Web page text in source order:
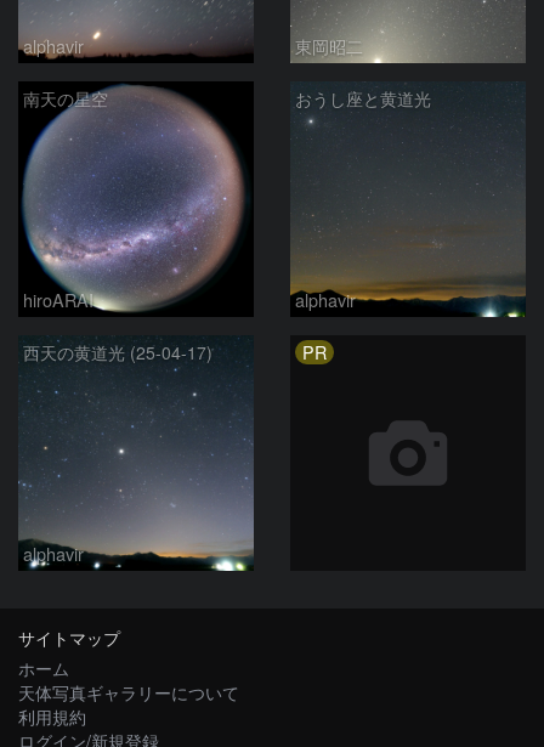
alphavir 東岡昭二
南天の星空
hiroARAI
おうし座と黄道光
alphavir
西天の黄道光 (25-04-17)
alphavir
PR
サイトマップ
ホーム
天体写真ギャラリーについて
利用規約
ログイン/新規登録